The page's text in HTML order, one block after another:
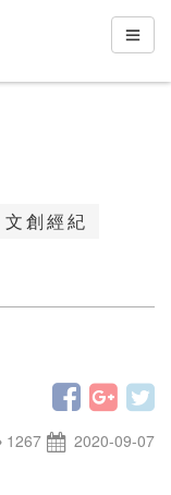
文創經紀
1267 2020-09-07